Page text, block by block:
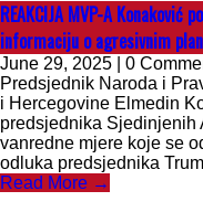
REAKCIJA MVP-A
informaciju o agresivnim
June 29, 2025 | 0
Predsjednik Naroda i
i Hercegovine Elmedin
predsjednika Sjedinjenih
vanredne mjere koje se
odluka predsjednika
Read More →